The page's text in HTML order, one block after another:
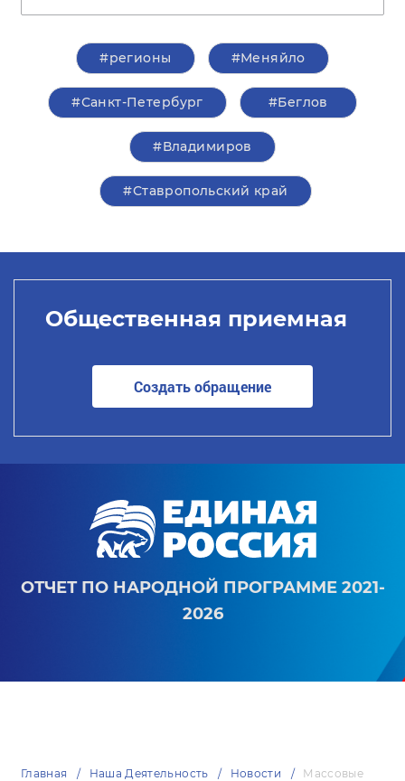
#регионы #Меняйло
#Санкт-Петербург #Беглов
#Владимиров
#Ставропольский край
Общественная приемная
Создать обращение
ОТЧЕТ ПО НАРОДНОЙ ПРОГРАММЕ 2021-
2026
Главная Наша Деятельность Новости
Массовые